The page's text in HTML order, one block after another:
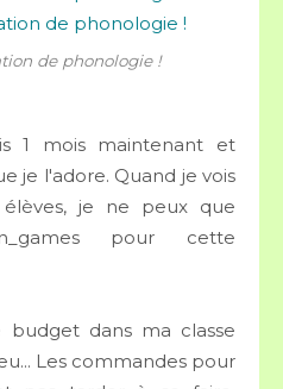
de phonologie !
1 mois maintenant et
je l'adore. Quand je vois
je ne peux que
pour cette
budget dans ma classe
Les commandes pour